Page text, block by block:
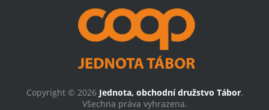
Copyright © 2026 Jednota, obchodní družstvo Tábor.
Všechna práva vyhrazena.